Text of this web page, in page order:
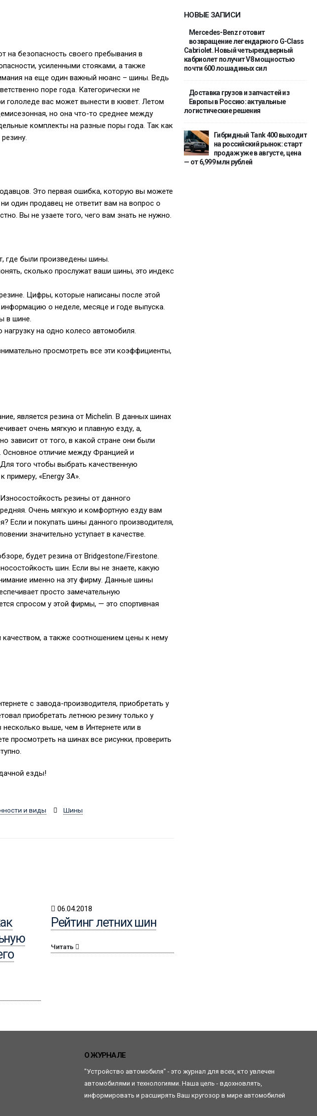
безопасность своего пребывания в
усиленными стояками, а также
на еще один важный нюанс – шины. Ведь
поре года. Категорически не
гололеде вас может вынести в кювет. Летом
но она что-то среднее между
комплекты на разные поры года. Так как
Это первая ошибка, которую вы можете
один продавец не ответит вам на вопрос о
Вы не узаете того, чего вам знать не нужно.
где были произведены шины.
сколько прослужат ваши шины, это индекс
Цифры, которые написаны после этой
о неделе, месяце и годе выпуска.
в шине.
на одно колесо автомобиля.
просмотреть все эти коэффициенты,
является резина от Michelin. В данных шинах
очень мягкую и плавную езду, а,
зависит от того, в какой стране они были
Основное отличие между Францией и
того чтобы выбрать качественную
примеру, «Energy 3A».
резины от данного
Очень мягкую и комфортную езду вам
Если и покупать шины данного производителя,
значительно уступает в качестве.
будет резина от Bridgestone/Firestone.
шин. Если вы не знаете, какую
именно на эту фирму. Данные шины
просто замечательную
спросом у этой фирмы, — это спортивная
а также соотношением цены к нему
с завода-производителя, приобретать у
приобретать летнюю резину только у
выше, чем в Интернете или в
просмотреть на шинах все рисунки, проверить
езды!
и виды Шины
06.04.2018
Рейтинг летних шин
Читать
НОВЫЕ ЗАПИСИ
Mercedes-Benz готовит
возвращение легендарного G-Class
Cabriolet. Новый четырехдверный
кабриолет получит V8 мощностью
почти 600 лошадиных сил
Доставка грузов и запчастей из
Европы в Россию: актуальные
логистические решения
Гибридный Tank 400 выходит
на российский рынок: старт
продаж уже в августе, цена
— от 6,999 млн рублей
О ЖУРНАЛЕ
"Устройство автомобиля" - это журнал для всех, кто увлечен
автомобилями и технологиями. Наша цель - вдохновлять,
информировать и расширять Ваш кругозор в мире автомобилей